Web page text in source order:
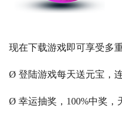
现在下载游戏即可享受多
Ø 登陆游戏每天送元宝，
Ø 幸运抽奖，100%中奖，